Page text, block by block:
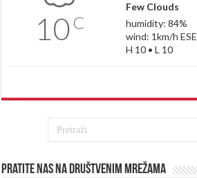
10 C
Few Clouds
humidity: 84%
wind: 1km/h ESE
H 10 • L 10
Pratite nas na društvenim mrežama